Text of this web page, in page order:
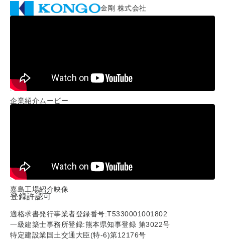
金剛 株式会社
企業紹介ムービー
嘉島工場紹介映像
登録許認可
適格求書発行事業者登録番号:T5330001001802
一級建築士事務所登録:熊本県知事登録 第3022号
特定建設業国土交通大臣(特-6)第12176号